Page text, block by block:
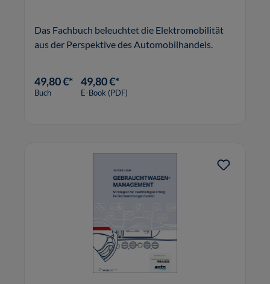
Das Fachbuch beleuchtet die Elektromobilität
aus der Perspektive des Automobilhandels.
49,80 €*
Buch
49,80 €*
E-Book (PDF)